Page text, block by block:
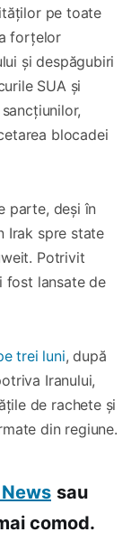
pe toate
forțelor
și despăgubiri
SUA și
blocadei
parte, deși în
Irak spre state
Potrivit
fost lansate de
trei luni, după
Iranului,
de rachete și
din regiune.
sau
comod.